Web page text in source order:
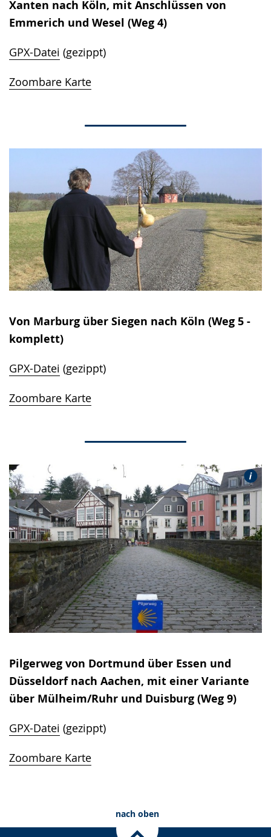
Xanten nach Köln, mit Anschlüssen von
Emmerich und Wesel (Weg 4)
GPX-Datei (gezippt)
Zoombare Karte
Von Marburg über Siegen nach Köln (Weg 5 -
komplett)
GPX-Datei (gezippt)
Zoombare Karte
Pilgerweg von Dortmund über Essen und
Düsseldorf nach Aachen, mit einer Variante
über Mülheim/Ruhr und Duisburg (Weg 9)
GPX-Datei (gezippt)
Zoombare Karte
nach oben